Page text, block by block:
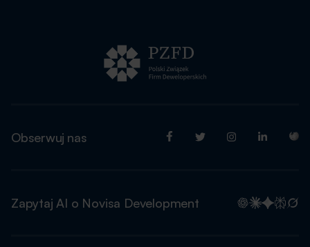
Obserwuj nas
Zapytaj AI o Novisa Development